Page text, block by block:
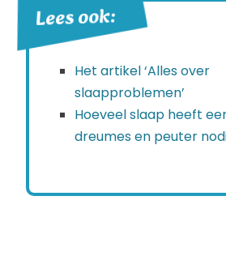
Lees ook:
Het artikel ‘Alles over
slaapproblemen’
Hoeveel slaap heeft
dreumes en peuter